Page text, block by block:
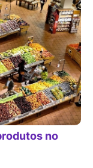
no